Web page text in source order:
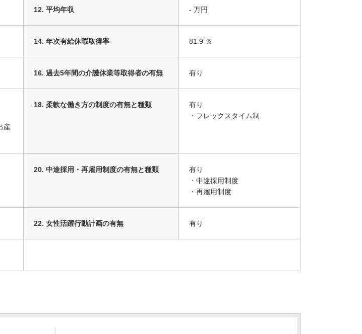
12. 平均年収 - 万円
14. 年次有給休暇取得率 81.9 ％
16. 過去5年間の介護休業等取得者の有無 有り
産
18. 柔軟な働き方の制度の有無と種類
有り
・フレックスタイム制
20. 中途採用・再雇用制度の有無と種類
有り
・中途採用制度
・再雇用制度
22. 女性活躍行動計画の有無 有り